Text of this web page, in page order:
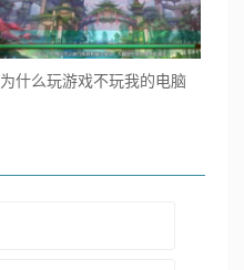
为什么玩游戏不玩我的电脑